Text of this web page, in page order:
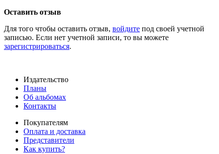
Оставить отзыв
Для того чтобы оставить отзыв, войдите под своей учетной
записью. Если нет учетной записи, то вы можете
зарегистрироваться.
Издательство
Планы
Об альбомах
Контакты
Покупателям
Оплата и доставка
Представители
Как купить?